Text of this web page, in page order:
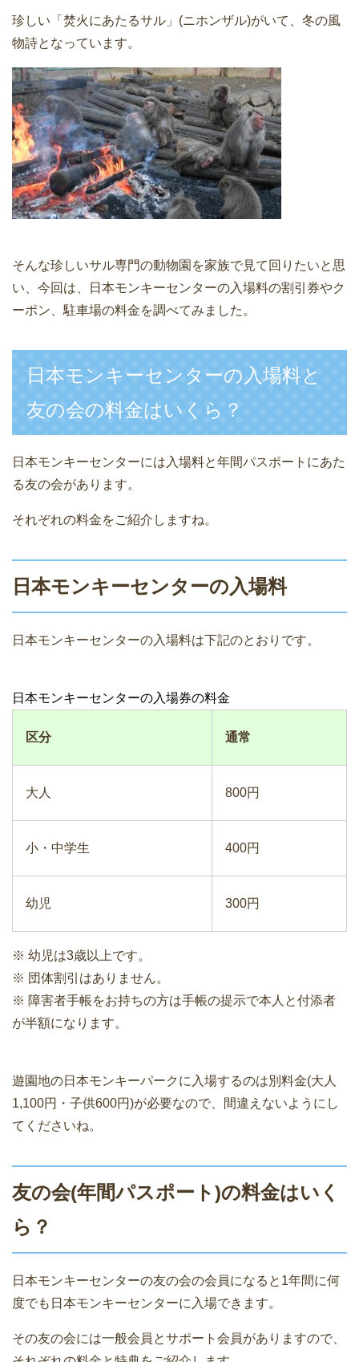
珍しい「焚火にあたるサル」(ニホンザル)がいて、冬の風
物詩となっています。
そんな珍しいサル専門の動物園を家族で見て回りたいと思
い、今回は、日本モンキーセンターの入場料の割引券やク
ーポン、駐車場の料金を調べてみました。
日本モンキーセンターの入場料と
友の会の料金はいくら？
日本モンキーセンターには入場料と年間パスポートにあた
る友の会があります。
それぞれの料金をご紹介しますね。
日本モンキーセンターの入場料
日本モンキーセンターの入場料は下記のとおりです。
日本モンキーセンターの入場券の料金
区分 通常
大人 800円
小・中学生 400円
幼児 300円
※ 幼児は3歳以上です。
※ 団体割引はありません。
※ 障害者手帳をお持ちの方は手帳の提示で本人と付添者
が半額になります。
遊園地の日本モンキーパークに入場するのは別料金(大人
1,100円・子供600円)が必要なので、間違えないようにし
てくださいね。
友の会(年間パスポート)の料金はいく
ら？
日本モンキーセンターの友の会の会員になると1年間に何
度でも日本モンキーセンターに入場できます。
その友の会には一般会員とサポート会員がありますので、